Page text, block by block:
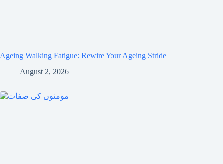
Ageing Walking Fatigue: Rewire Your Ageing Stride
August 2, 2026